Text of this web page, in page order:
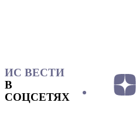
ИС ВЕСТИ
В
СОЦСЕТЯХ